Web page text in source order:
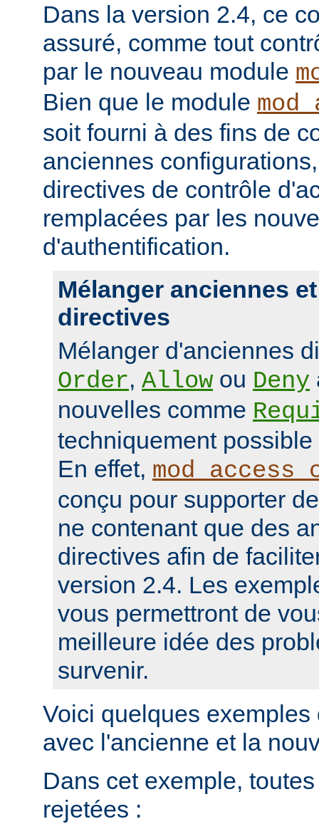
Dans la version 2.4, ce
assuré, comme tout
par le nouveau module
Bien que le module
soit fourni à des fins de
anciennes
directives de contrôle
remplacées par les
d'authentification.
Mélanger anciennes
directives
Mélanger d'anciennes
Order, Allow ou Deny
nouvelles comme
techniquement
En effet,
conçu pour supporter
ne contenant que des
directives afin de
version 2.4. Les
vous permettront de
meilleure idée des
survenir.
Voici quelques
avec l'ancienne et la
Dans cet exemple,
rejetées :